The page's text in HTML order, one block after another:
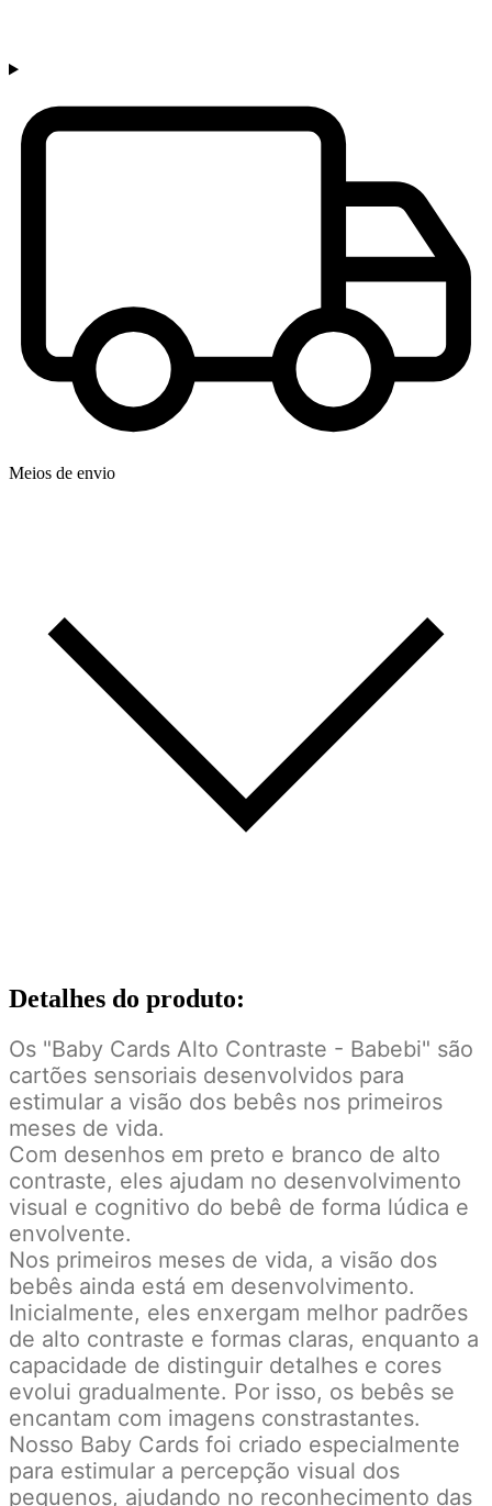
Meios de envio
Detalhes do produto:
Os "Baby Cards Alto Contraste - Babebi" são
cartões sensoriais desenvolvidos para
estimular a visão dos bebês nos primeiros
meses de vida.
Com desenhos em preto e branco de alto
contraste, eles ajudam no desenvolvimento
visual e cognitivo do bebê de forma lúdica e
envolvente.
Nos primeiros meses de vida, a visão dos
bebês ainda está em desenvolvimento.
Inicialmente, eles enxergam melhor padrões
de alto contraste e formas claras, enquanto a
capacidade de distinguir detalhes e cores
evolui gradualmente. Por isso, os bebês se
encantam com imagens constrastantes.
Nosso Baby Cards foi criado especialmente
para estimular a percepção visual dos
pequenos, ajudando no reconhecimento das